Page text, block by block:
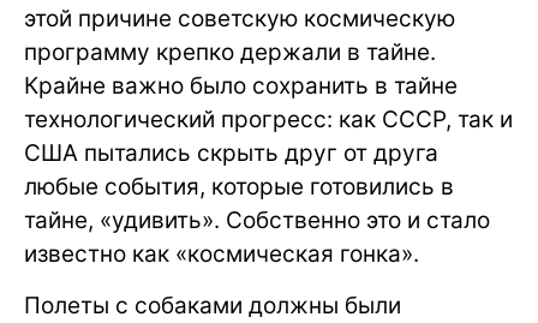
этой причине советскую космическую
программу крепко держали в тайне.
Крайне важно было сохранить в тайне
технологический прогресс: как СССР, так и
США пытались скрыть друг от друга
любые события, которые готовились в
тайне, «удивить». Собственно это и стало
известно как «космическая гонка».
Полеты с собаками должны были